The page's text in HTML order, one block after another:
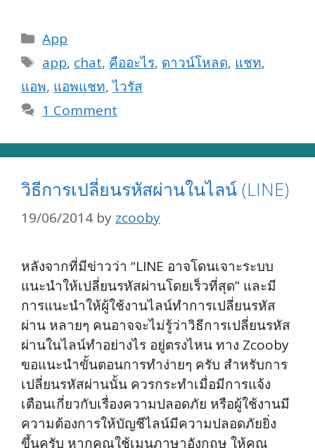
Categories
App
Tags
app, chat, คืออะไร, ดาวน์โหลด, แชท,
แอพ, แอพแชท,ไวรัส
1 Comment
วิธีการเปลี่ยนรหัสผ่านในไลน์ (LINE)
19/06/2014 by zcooby
หลังจากที่มีข่าวว่า “LINE อาจโดนเจาะระบบ
แนะนำให้เปลี่ยนรหัสผ่านโดยเร็วที่สุด” และมี
การแนะนำให้ผู้ใช้งานไลน์ทำการเปลี่ยนรหัส
ผ่าน หลายๆ คนอาจจะไม่รู้ว่าวิธีการเปลี่ยนรหัส
ผ่านในไลน์ทำอย่างไร อยู่ตรงไหน ทาง Zcooby
ขอแนะนำขั้นตอนการทำง่ายๆ ครับ สำหรับการ
เปลี่ยนรหัสผ่านนั้น ควรกระทำเมื่อมีการแจ้ง
เตือนเกี่ยวกับเรื่องความปลอดภัย หรือผู้ใช้งานมี
ความต้องการให้บัญชีไลน์มีความปลอดภัยยิ่ง
ขึ้นครับ หากคุณใช้เมนูภาษาอังกฤษ ให้คุณ